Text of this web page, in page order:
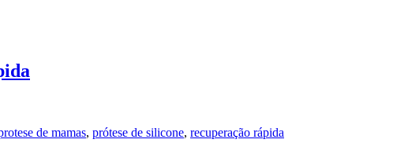
de mamas, prótese de silicone, recuperação rápida